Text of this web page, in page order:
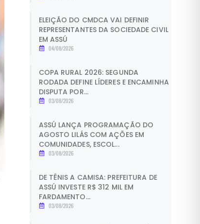
ELEIÇÃO DO CMDCA VAI DEFINIR
REPRESENTANTES DA SOCIEDADE CIVIL
EM ASSÚ
04/08/2026
COPA RURAL 2026: SEGUNDA
RODADA DEFINE LÍDERES E ENCAMINHA
DISPUTA POR...
03/08/2026
ASSÚ LANÇA PROGRAMAÇÃO DO
AGOSTO LILÁS COM AÇÕES EM
COMUNIDADES, ESCOL...
03/08/2026
DE TÊNIS A CAMISA: PREFEITURA DE
ASSÚ INVESTE R$ 312 MIL EM
FARDAMENTO...
03/08/2026